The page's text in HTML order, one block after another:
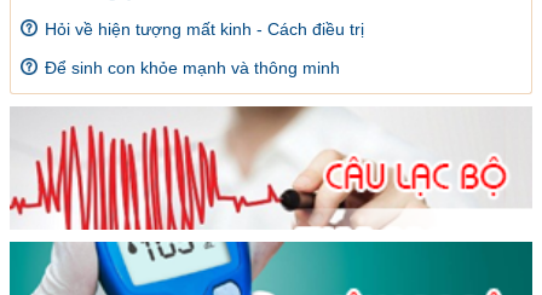
Hỏi về hiện tượng mất kinh - Cách điều trị
Để sinh con khỏe mạnh và thông minh